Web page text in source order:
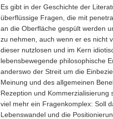
Es gibt in der Geschichte der
überflüssige Fragen, die mit
an die Oberfläche gespült werden
zu nehmen, auch wenn er es nicht
dieser nutzlosen und im Kern
lebensbewegende philosophische
anderswo der Streit um die
Meinung und des allgemeinen
Rezeption und
viel mehr ein Fragenkomplex: Soll
Lebenswandel und die